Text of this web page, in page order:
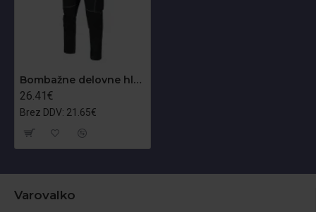
Bombažne delovne hlače CLASSIC 100 slim
26.41€
Brez DDV: 21.65€
Varovalko